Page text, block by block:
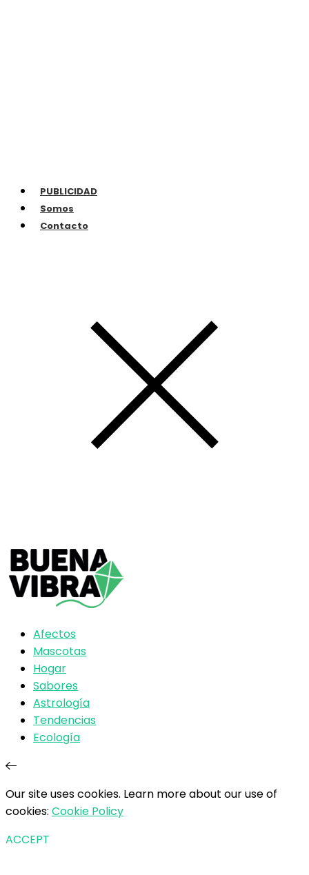
PUBLICIDAD
Somos
Contacto
Afectos
Mascotas
Hogar
Sabores
Astrología
Tendencias
Ecología
Our site uses cookies. Learn more about our use of
cookies: Cookie Policy
ACCEPT